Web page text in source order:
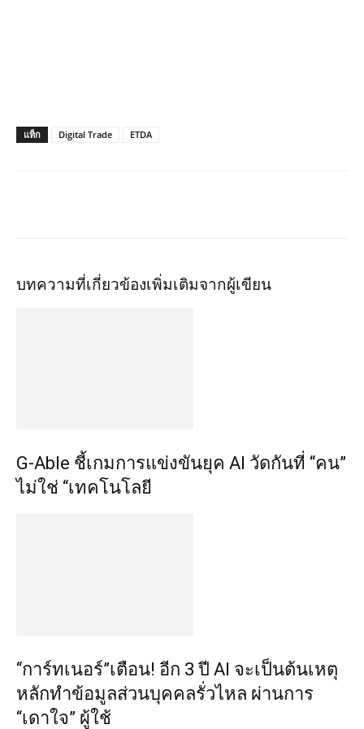
แท็ก Digital Trade ETDA
บทความที่เกี่ยวข้องเพิ่มเติมจากผู้เขียน
G-Able ชี้เกมการแข่งขันยุค AI วัดกันที่ “คน”
ไม่ใช่ “เทคโนโลยี
“การ์ทเนอร์”เตือน! อีก 3 ปี AI จะเป็นต้นเหตุ
หลักทำข้อมูลส่วนบุคคลรั่วไหล ผ่านการ
“เดาใจ” ผู้ใช้